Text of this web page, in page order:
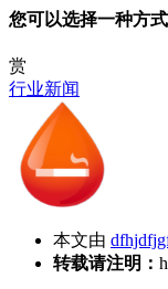
您可以选择一种方
赏
行业新闻
本文由
转载请注明：